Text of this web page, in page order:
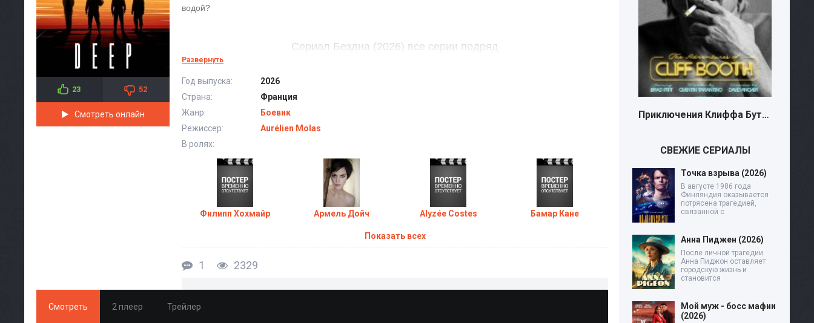
23 52
Смотреть онлайн
водой?
Сериал Бездна (2026) все серии подряд
Развернуть
Год выпуска:
2026
Страна:
Франция
Жанр:
Боевик
Режиссер:
Aurélien Molas
В ролях:
Филипп Хохмайр Армель Дойч Alyzée Costes Бамар Кане
Показать всех
1 2329
Смотреть 2 плеер Трейлер
Приключения Клиффа Бута (2026)
СВЕЖИЕ СЕРИАЛЫ
Точка взрыва (2026)
В августе 1986 года
Финляндия оказывается
потрясена трагедией,
связанной с
Анна Пиджен (2026)
После личной трагедии
Анна Пиджон оставляет
городскую жизнь и
становится
Мой муж - босс мафии
(2026)